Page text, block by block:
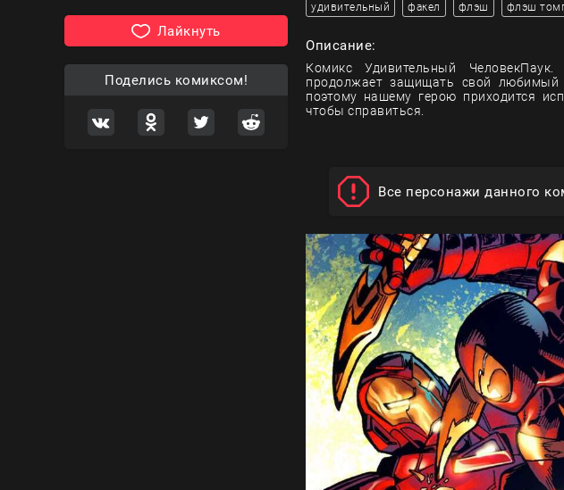
Лайкнуть
Поделись комиксом!
удивительный факел флэш флэш
Описание:
Комикс Удивительный
продолжает защищать свой любимый
поэтому нашему герою приходится
чтобы справиться.
Все персонажи данного